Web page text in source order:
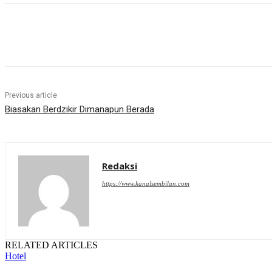
Previous article
Biasakan Berdzikir Dimanapun Berada
Redaksi
https://www.kanalsembilan.com
RELATED ARTICLES
Hotel